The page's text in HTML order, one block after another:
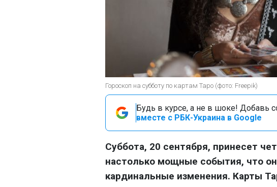
Гороскоп на субботу по картам Таро (фото: Freepik)
Будь в курсе, а не в шоке! Добавь
вместе с РБК-Украина в Google
Суббота, 20 сентября, принесет
настолько мощные события, что
кардинальные изменения. Карты